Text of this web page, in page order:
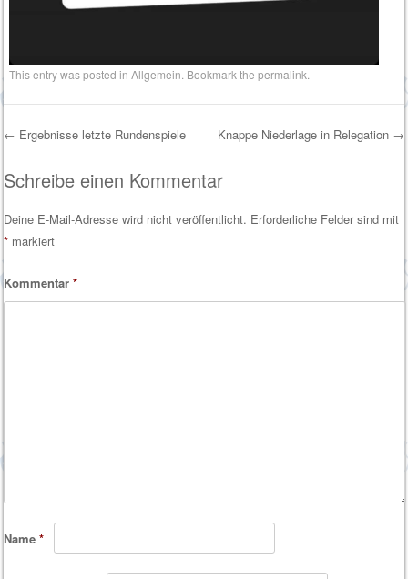
This entry was posted inAllgemein . Bookmark thepermalink
Post navigation
← Ergebnisse letzte Rundenspiele Knappe Niederlage in Relegation →
Schreibe einen Kommentar
Deine E-Mail-Adresse wird nicht veröffentlicht. Erforderliche Felder sind mit
* markiert
Kommentar*
Name*